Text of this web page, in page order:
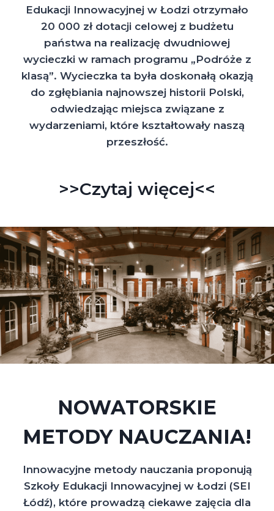
Edukacji Innowacyjnej w Łodzi otrzymało
20 000 zł dotacji celowej z budżetu
państwa na realizację dwudniowej
wycieczki w ramach programu „Podróże z
klasą”. Wycieczka ta była doskonałą okazją
do zgłębiania najnowszej historii Polski,
odwiedzając miejsca związane z
wydarzeniami, które kształtowały naszą
przeszłość.
>>Czytaj więcej<<
NOWATORSKIE
METODY NAUCZANIA!
Innowacyjne metody nauczania proponują
Szkoły Edukacji Innowacyjnej w Łodzi (SEI
Łódź), które prowadzą ciekawe zajęcia dla